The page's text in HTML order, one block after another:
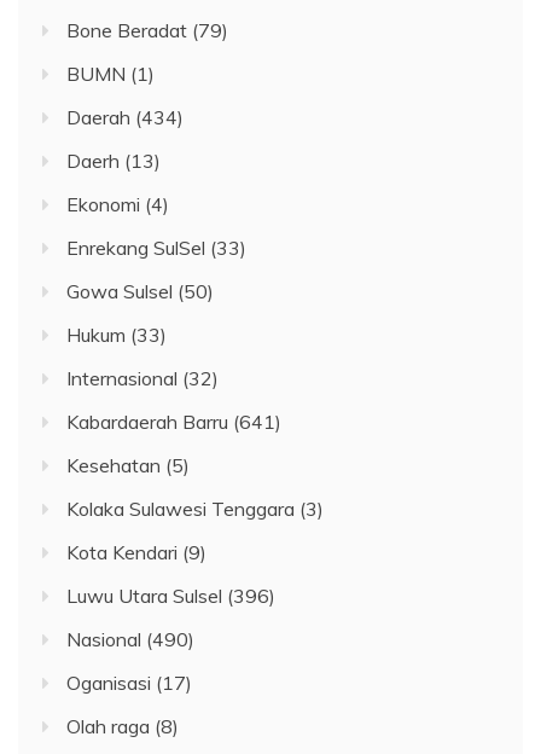
Bone Beradat (79)
BUMN (1)
Daerah (434)
Daerh (13)
Ekonomi (4)
Enrekang SulSel (33)
Gowa Sulsel (50)
Hukum (33)
Internasional (32)
Kabardaerah Barru (641)
Kesehatan (5)
Kolaka Sulawesi Tenggara (3)
Kota Kendari (9)
Luwu Utara Sulsel (396)
Nasional (490)
Oganisasi (17)
Olah raga (8)